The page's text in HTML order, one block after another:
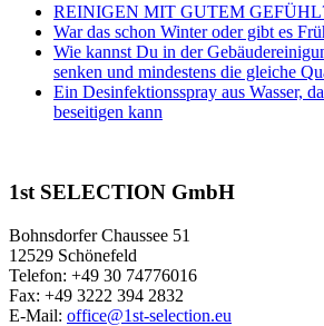
REINIGEN MIT GUTEM
War das schon Winter oder gibt es
Wie kannst Du in der
senken und mindestens die gleiche
Ein Desinfektionsspray aus Wasser,
beseitigen kann
1st SELECTION GmbH
Bohnsdorfer Chaussee 51
12529 Schönefeld
Telefon: +49 30 74776016
Fax: +49 3222 394 2832
E-Mail: office@1st-selection.eu